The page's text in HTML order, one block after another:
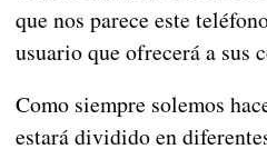
que nos parece este
usuario que ofrecerá a sus
Como siempre solemos
estará dividido en